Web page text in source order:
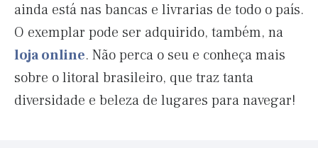
ainda está nas bancas e livrarias de todo o país.
O exemplar pode ser adquirido, também, na
loja online. Não perca o seu e conheça mais
sobre o litoral brasileiro, que traz tanta
diversidade e beleza de lugares para navegar!